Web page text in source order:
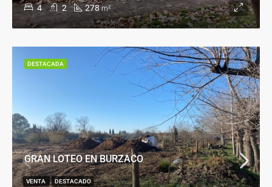
4 2 278 m²
GRAN LOTEO EN BURZACO
VENTA DESTACADO
DESTACADA